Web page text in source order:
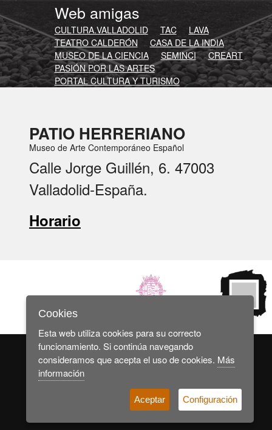
Web amigas
CULTURA.VALLADOLID TAC
LAVA
TEATRO CALDERÓN
CASA DE LA INDIA
MUSEO DE LA CIENCIA
SEMINCI
CREART
PASIÓN POR LAS ARTES
PORTAL CULTURA Y TURISMO
PATIO HERRERIANO
Museo de Arte Contemporáneo Español
Calle Jorge Guillén, 6. 47003
Valladolid-España.
Horario
© 2025 Museo de Arte Contemporáneo Español
Cookies
Esta web utiliza cookies para su correcto
funcionamiento. Si continúa navegando
consideramos que acepta el uso de cookies. Más
información
Aceptar Configuración